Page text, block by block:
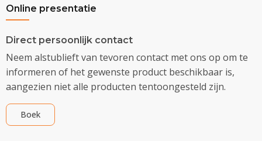
Online presentatie
Direct persoonlijk contact
Neem alstublieft van tevoren contact met ons op om te
informeren of het gewenste product beschikbaar is,
aangezien niet alle producten tentoongesteld zijn.
Boek